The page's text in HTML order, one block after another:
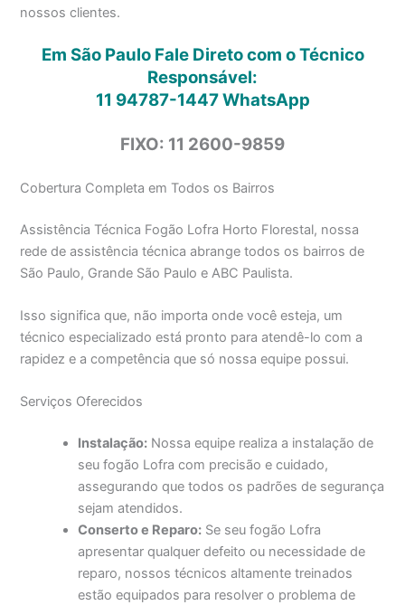
nossos clientes.
Em São Paulo Fale Direto com o Técnico
Responsável:
11 94787-1447WhatsApp
FIXO: 11 2600-9859
Cobertura Completa em Todos os Bairros
Assistência Técnica Fogão Lofra Horto Florestal, nossa
rede de assistência técnica abrange todos os bairros de
São Paulo, Grande São Paulo e ABC Paulista.
Isso significa que, não importa onde você esteja, um
técnico especializado está pronto para atendê-lo com a
rapidez e a competência que só nossa equipe possui.
Serviços Oferecidos
Instalação: Nossa equipe realiza a instalação de
seu fogão Lofra com precisão e cuidado,
assegurando que todos os padrões de segurança
sejam atendidos.
Conserto e Reparo: Se seu fogão Lofra
apresentar qualquer defeito ou necessidade de
reparo, nossos técnicos altamente treinados
estão equipados para resolver o problema de